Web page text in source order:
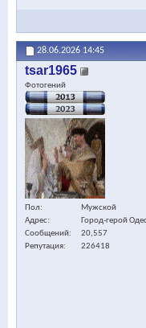
28.06.2026 14:45
tsar1965
Фотогений
Пол
Мужской
Адрес
Город-герой
Сообщений
20,557
Репутация
226418